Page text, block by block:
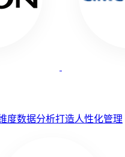
度数据分析打造人性化管理